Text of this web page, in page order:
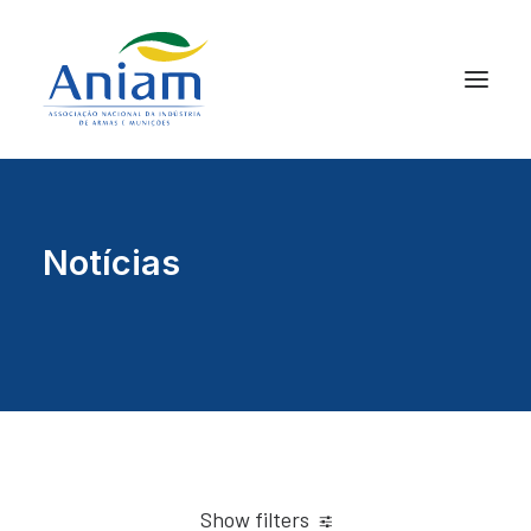
Notícias
Show filters